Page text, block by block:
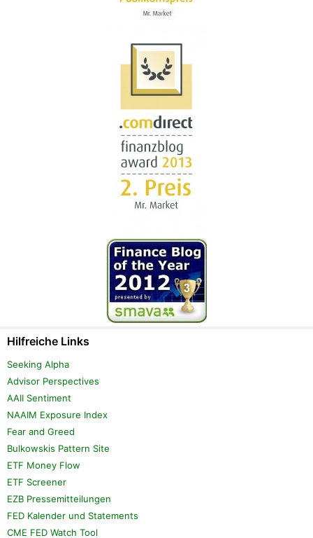
Hilfreiche Links
Seeking Alpha
Advisor Perspectives
AAII Sentiment
NAAIM Exposure Index
Fear and Greed
Bulkowskis Pattern Site
ETF Money Flow
ETF Screener
EZB Pressemitteilungen
FED Kalender und Statements
CME FED Watch Tool